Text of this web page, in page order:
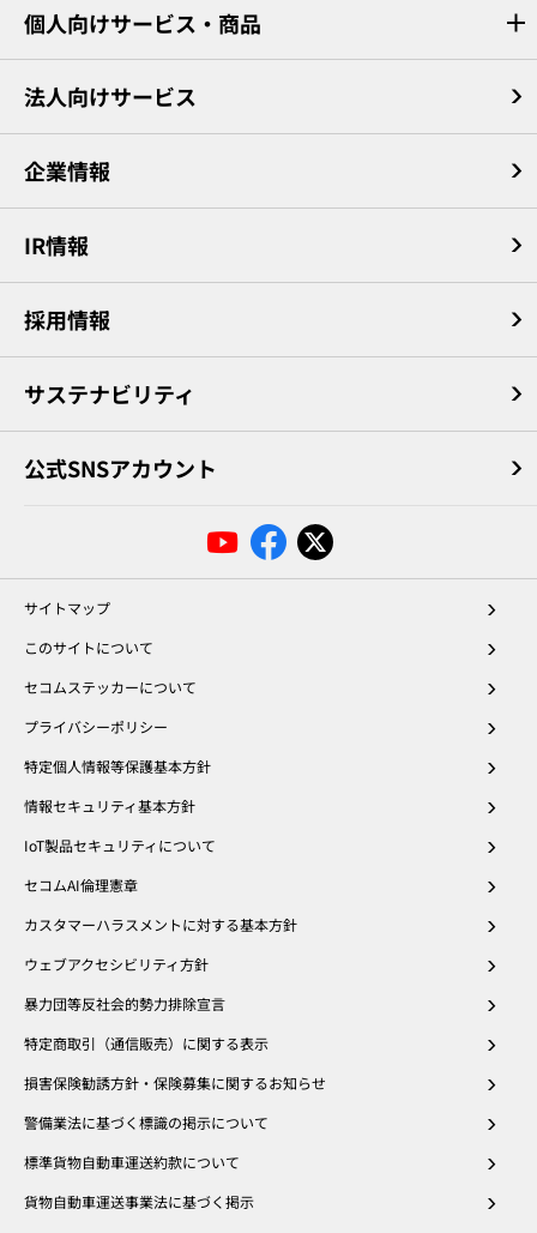
個人向けサービス・商品
法人向けサービス
企業情報
IR情報
採用情報
サステナビリティ
公式SNSアカウント
サイトマップ
このサイトについて
セコムステッカーについて
プライバシーポリシー
特定個人情報等保護基本方針
情報セキュリティ基本方針
IoT製品セキュリティについて
セコムAI倫理憲章
カスタマーハラスメントに対する基本方針
ウェブアクセシビリティ方針
暴力団等反社会的勢力排除宣言
特定商取引（通信販売）に関する表示
損害保険勧誘方針・保険募集に関するお知らせ
警備業法に基づく標識の掲示について
標準貨物自動車運送約款について
貨物自動車運送事業法に基づく掲示